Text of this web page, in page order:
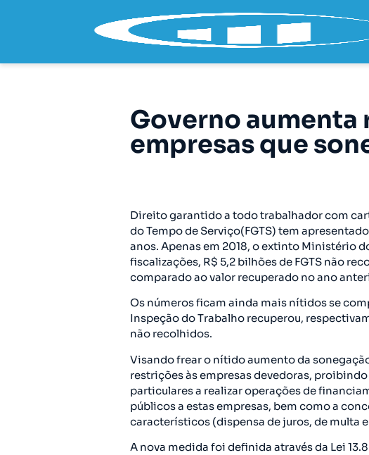
Governo aumenta
empresas que
Direito garantido a todo trabalhador com
do Tempo de Serviço(FGTS) tem
anos. Apenas em 2018, o extinto Ministério
fiscalizações, R$ 5,2 bilhões de FGTS não
comparado ao valor recuperado no ano
Os números ficam ainda mais nítidos se
Inspeção do Trabalho recuperou,
não recolhidos.
Visando frear o nítido aumento da
restrições às empresas devedoras,
particulares a realizar operações de
públicos a estas empresas, bem como a
característicos (dispensa de juros, de multa
A nova medida foi definida através da Lei